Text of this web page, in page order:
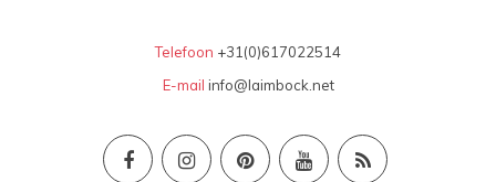
Telefoon +31(0)617022514
E-mail info@laimbock.net